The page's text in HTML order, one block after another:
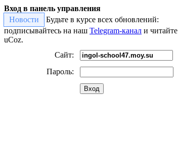
Вход в панель управления
Новости
Будьте в курсе всех обновлений:
подписывайтесь на наш Telegram-канал и читайте
uCoz.
Сайт:
Пароль:
Вход